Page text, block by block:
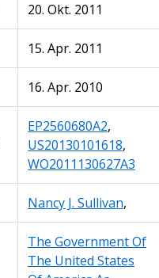
20. Okt. 2011
15. Apr. 2011
16. Apr. 2010
EP2560680A2,
US20130101618,
WO2011130627A3
Nancy J. Sullivan,
The Government Of
The United States